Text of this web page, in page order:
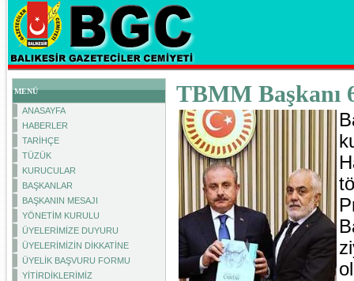
MENÜ
ANASAYFA
HABERLER
TARİHÇE
TÜZÜK
KURUCULAR
BAŞKANLAR
BAŞKANIN MESAJI
YÖNETİM KURULU
ÜYELERİMİZE DUYURU
ÜYELERİMİZİN DİKKATİNE
ÜYELİK BAŞVURU FORMU
YİTİRDİKLERİMİZ
TBMM Başkanı